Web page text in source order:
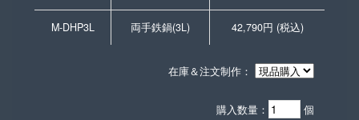
M-DHP3L 両手鉄鍋(3L) 42,790円 (税込)
在庫＆注文制作：
購入数量： 個